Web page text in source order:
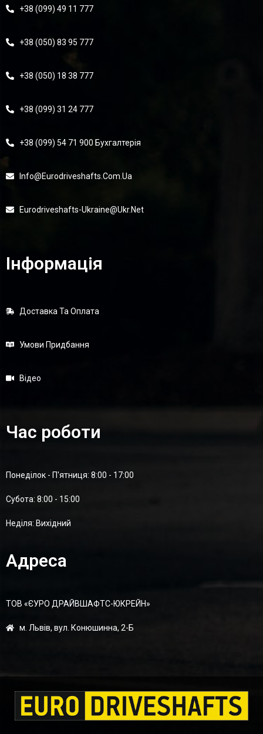
+38 (099) 49 11 777
+38 (050) 83 95 777
+38 (050) 18 38 777
+38 (099) 31 24 777
+38 (099) 54 71 900 Бухгалтерія
Info@eurodriveshafts.com.ua
Eurodriveshafts-Ukraine@ukr.net
Інформація
Доставка Та Оплата
Умови Придбання
Відео
Час роботи
Понеділок - П'ятниця: 8:00 - 17:00
Суботa: 8:00 - 15:00
Неділя: Вихідний
Адреса
ТОВ «ЄУРО ДРАЙВШАФТC-ЮКРЕЙН»
м. Львів, вул. Конюшинна, 2-Б